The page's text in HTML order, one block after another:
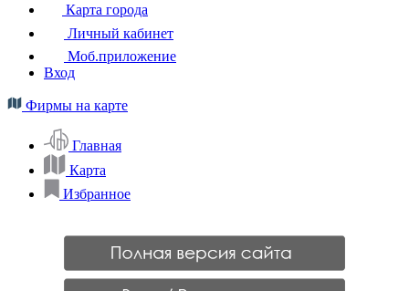
Карта города
Личный кабинет
Моб.приложение
Вход
Фирмы на карте
Главная
Карта
Избранное